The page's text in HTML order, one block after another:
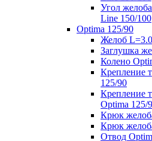
Угол
Line 150/100
Optima 125/90
Желоб
Заглушка
Колено
Крепление
125/90
Крепление
Optima 125/
Крюк
Крюк
Отвод